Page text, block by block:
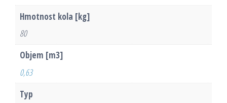
Hmotnost kola [kg]
80
Objem [m3]
0,63
Typ